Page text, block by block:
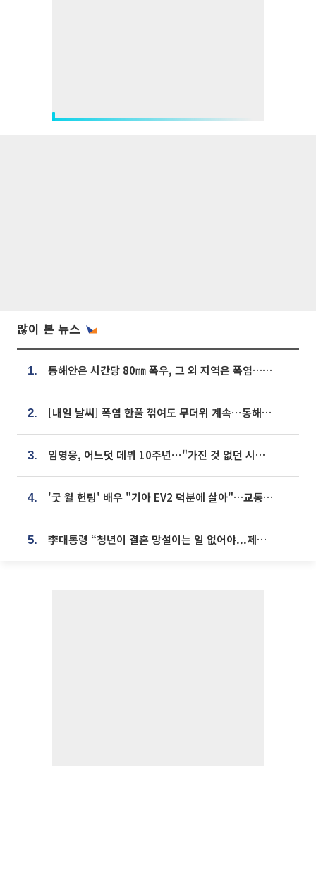
많이 본 뉴스
1. 동해안은 시간당 80㎜ 폭우, 그 외 지역은 폭염…‘극과 극 날씨’
2. [내일 날씨] 폭염 한풀 꺾여도 무더위 계속⋯동해안 이틀 연속 비
3. 임영웅, 어느덧 데뷔 10주년⋯"가진 것 없던 시절, 내 앞엔 20명의 팬뿐"
4. '굿 윌 헌팅' 배우 "기아 EV2 덕분에 살아"…교통사고 후 안전성 극찬
5. 李대통령 “청년이 결혼 망설이는 일 없어야...제도상 불이익 조사”